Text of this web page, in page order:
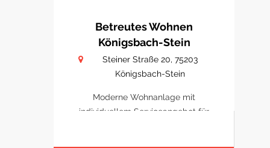
Betreutes Wohnen
Königsbach-Stein
Steiner Straße 20, 75203
Königsbach-Stein
Moderne Wohnanlage mit
individuellem Serviceangebot für